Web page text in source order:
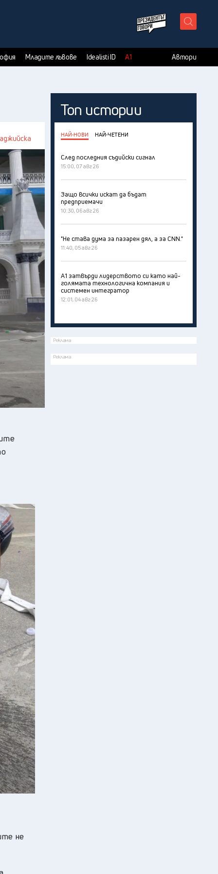
Младите лъвове Idealisti ID А1 Автори
не
Топ истории
НАЙ-НОВИ НАЙ-ЧЕТЕНИ
След последния съдийски сигнал
15:00, 07 авг 26
Защо всички искат да бъдат
предприемачи
10:30, 06 авг 26
"Не става дума за пазарен дял, а за CNN."
11:40, 05 авг 26
А1 затвърди лидерството си като най-
голямата технологична компания и
системен интегратор
12:01, 04 авг 26
Реклама
Реклама